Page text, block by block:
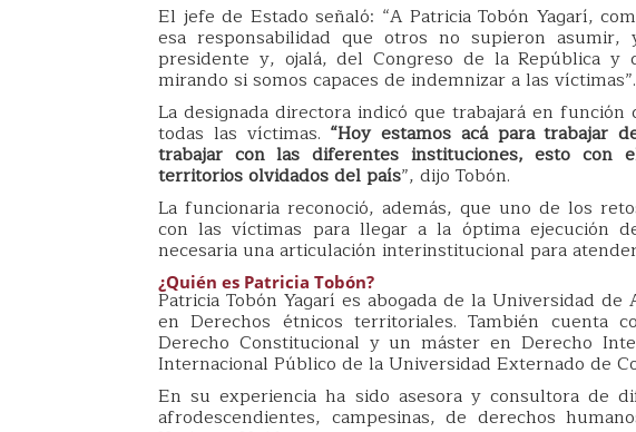
El jefe de Estado señaló: “A Patricia Tobón Yagarí,
esa responsabilidad que otros no supieron
presidente y, ojalá, del Congreso de la República
mirando si somos capaces de indemnizar a las víctimas”.
La designada directora indicó que trabajará en
todas las víctimas. “Hoy estamos acá para trabajar
trabajar con las diferentes instituciones, esto
territorios olvidados del país”, dijo Tobón.
La funcionaria reconoció, además, que uno de los
con las víctimas para llegar a la óptima ejecución
necesaria una articulación interinstitucional para
¿Quién es Patricia Tobón?
Patricia Tobón Yagarí es abogada de la Universidad
en Derechos étnicos territoriales. También cuenta
Derecho Constitucional y un máster en Derecho
Internacional Público de la Universidad Externado de
En su experiencia ha sido asesora y consultora de
afrodescendientes, campesinas, de derechos